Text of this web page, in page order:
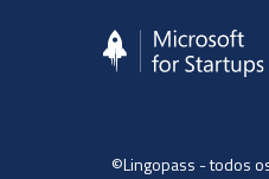
©Lingopass - todos